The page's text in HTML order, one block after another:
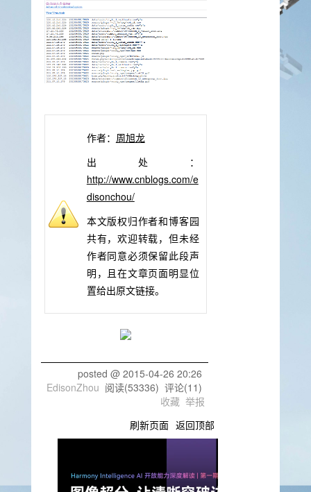
作者： 周旭龙
出处：
http://www.cnblogs.com/e
disonchou/
本文版权归作者和博客园
共有，欢迎转载，但未经
作者同意必须保留此段声
明，且在文章页面明显位
置给出原文链接。
posted @ 2015-04-26 20:26
EdisonZhou 阅读(53336) 评论(11)
收藏 举报
刷新页面 返回顶部